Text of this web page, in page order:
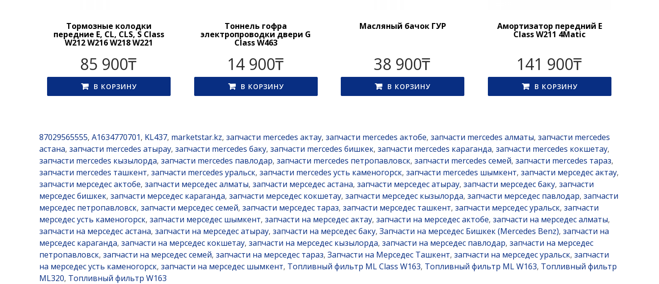
Тормозные колодки
передние E, CL, CLS, S Class
W212 W216 W218 W221
85 900₸
В КОРЗИНУ
Тоннель гофра
электропроводки двери G
Class W463
14 900₸
В КОРЗИНУ
Масляный бачок ГУР
38 900₸
В КОРЗИНУ
Амортизатор передний E
Class W211 4Matic
141 900₸
В КОРЗИНУ
87029565555, A1634770701 , KL437, marketstar.kz, запчасти mercedes актау, запчасти mercedes актобе, запчасти mercedes алматы, запчасти mercedes
астана, запчасти mercedes атырау, запчасти mercedes баку, запчасти mercedes бишкек, запчасти mercedes караганда, запчасти mercedes кокшетау,
запчасти mercedes кызылорда, запчасти mercedes павлодар, запчасти mercedes петропавловск, запчасти mercedes семей, запчасти mercedes тараз,
запчасти mercedes ташкент, запчасти mercedes уральск, запчасти mercedes усть каменогорск, запчасти mercedes шымкент, запчасти мерседес актау,
запчасти мерседес актобе, запчасти мерседес алматы, запчасти мерседес астана, запчасти мерседес атырау, запчасти мерседес баку, запчасти
мерседес бишкек, запчасти мерседес караганда, запчасти мерседес кокшетау, запчасти мерседес кызылорда, запчасти мерседес павлодар, запчасти
мерседес петропавловск, запчасти мерседес семей, запчасти мерседес тараз, запчасти мерседес ташкент, запчасти мерседес уральск, запчасти
мерседес усть каменогорск, запчасти мерседес шымкент, запчасти на мерседес актау, запчасти на мерседес актобе, запчасти на мерседес алматы,
запчасти на мерседес астана, запчасти на мерседес атырау, запчасти на мерседес баку, Запчасти на мерседес Бишкек (Mercedes Benz), запчасти на
мерседес караганда, запчасти на мерседес кокшетау, запчасти на мерседес кызылорда, запчасти на мерседес павлодар, запчасти на мерседес
петропавловск, запчасти на мерседес семей, запчасти на мерседес тараз, Запчасти на Мерседес Ташкент, запчасти на мерседес уральск, запчасти
на мерседес усть каменогорск, запчасти на мерседес шымкент, Топливный фильтр ML Class W163, Топливный фильтр ML W163, Топливный фильтр
ML320, Топливный фильтр W163